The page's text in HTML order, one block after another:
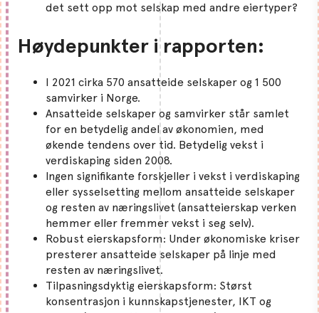
det sett opp mot selskap med andre eiertyper?
Høydepunkter i rapporten:
I 2021 cirka 570 ansatteide selskaper og 1 500
samvirker i Norge.
Ansatteide selskaper og samvirker står samlet
for en betydelig andel av økonomien, med
økende tendens over tid. Betydelig vekst i
verdiskaping siden 2008.
Ingen signifikante forskjeller i vekst i verdiskaping
eller sysselsetting mellom ansatteide selskaper
og resten av næringslivet (ansatteierskap verken
hemmer eller fremmer vekst i seg selv).
Robust eierskapsform: Under økonomiske kriser
presterer ansatteide selskaper på linje med
resten av næringslivet.
Tilpasningsdyktig eierskapsform: Størst
konsentrasjon i kunnskapstjenester, IKT og